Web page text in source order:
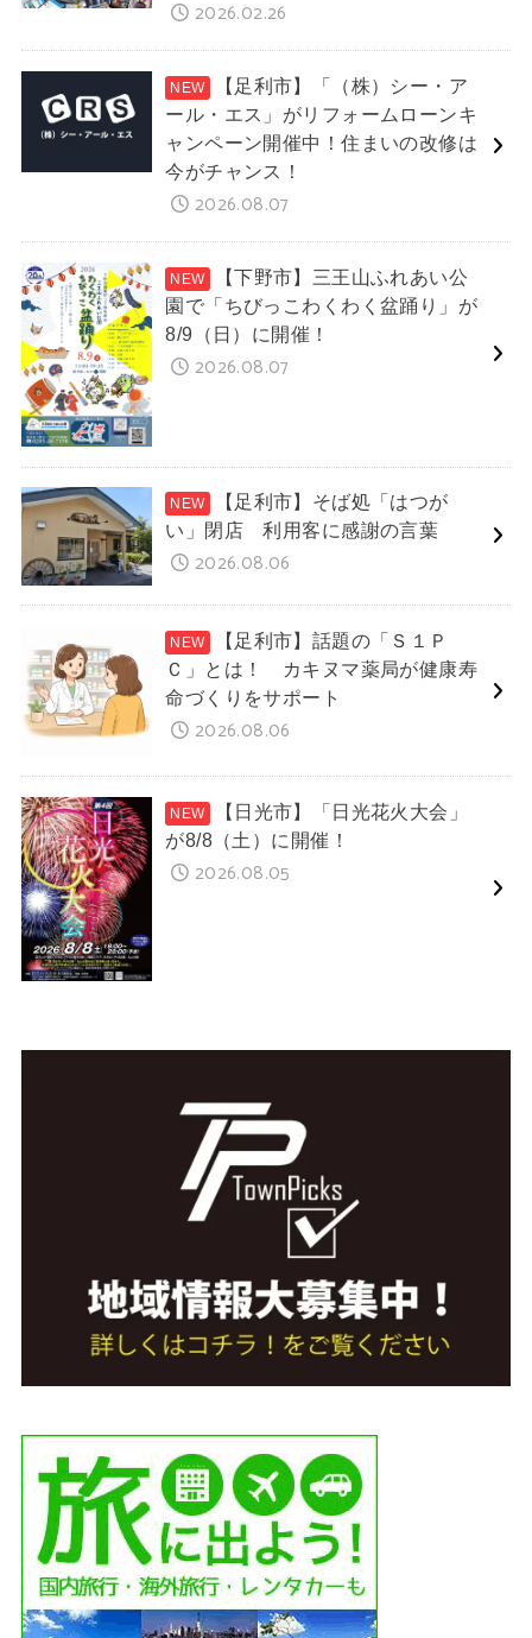
2026.02.26
【足利市】「（株）シー・ア
ール・エス」がリフォームローンキ
ャンペーン開催中！住まいの改修は
今がチャンス！
2026.08.07
【下野市】三王山ふれあい公
園で「ちびっこわくわく盆踊り」が
8/9（日）に開催！
2026.08.07
【足利市】そば処「はつが
い」閉店 利用客に感謝の言葉
2026.08.06
【足利市】話題の「Ｓ１Ｐ
Ｃ」とは！ カキヌマ薬局が健康寿
命づくりをサポート
2026.08.06
【日光市】「日光花火大会」
が8/8（土）に開催！
2026.08.05